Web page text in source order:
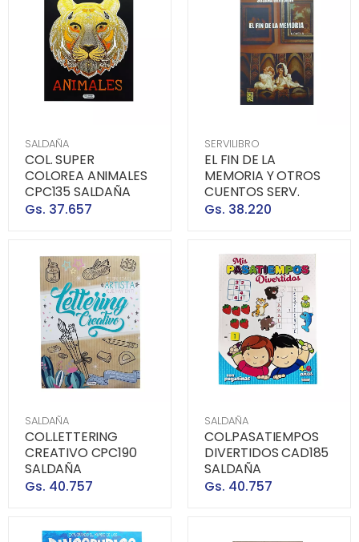
SALDAÑA
COL. SUPER
COLOREA ANIMALES
CPC135 SALDAÑA
Gs. 37.657
SERVILIBRO
EL FIN DE LA
MEMORIA Y OTROS
CUENTOS SERV.
Gs. 38.220
SALDAÑA
COL.LETTERING
CREATIVO CPC190
SALDAÑA
Gs. 40.757
SALDAÑA
COL.PASATIEMPOS
DIVERTIDOS CAD185
SALDAÑA
Gs. 40.757